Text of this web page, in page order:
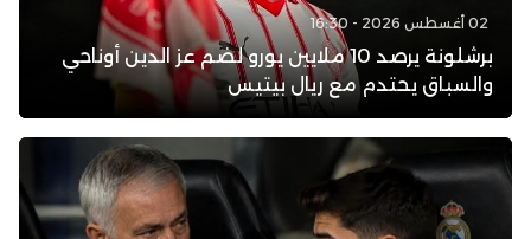
02 أغسطس 2026 - 16:30
برشلونة يرصد 10 ملايين يورو لضم عز الدين أوناحي
والسباق يحتدم مع ريال بيتيس